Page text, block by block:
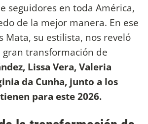
seguidores en toda América,
de la mejor manera. En ese
Mata, su estilista, nos reveló
gran transformación de
Lissa Vera, Valeria
da Cunha, junto a los
para este 2026.